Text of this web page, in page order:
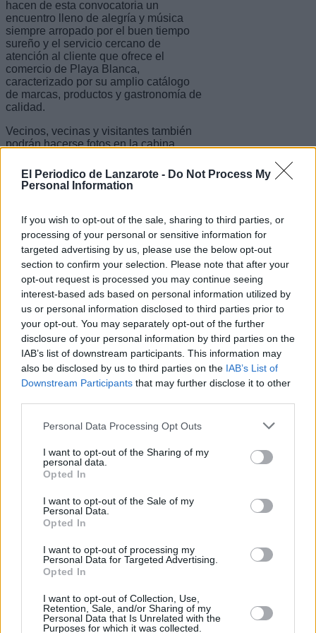
El Periodico de Lanzarote - Do Not Process My
Personal Information
If you wish to opt-out of the sale, sharing to third parties, or
processing of your personal or sensitive information for
targeted advertising by us, please use the below opt-out
section to confirm your selection. Please note that after your
opt-out request is processed you may continue seeing
interest-based ads based on personal information utilized by
us or personal information disclosed to third parties prior to
your opt-out. You may separately opt-out of the further
disclosure of your personal information by third parties on the
IAB’s list of downstream participants. This information may
also be disclosed by us to third parties on the IAB’s List of
Downstream Participants that may further disclose it to other
Personal Data Processing Opt Outs
I want to opt-out of the Sharing of my
personal data.
Opted In
I want to opt-out of the Sale of my
Personal Data.
Opted In
I want to opt-out of processing my
Personal Data for Targeted Advertising.
Opted In
I want to opt-out of Collection, Use,
Retention, Sale, and/or Sharing of my
Personal Data that Is Unrelated with the
Purposes for which it was collected.
hacen de esta convocatoria un
encuentro lleno de alegría y música
siempre arropado por el buen tiempo
sureño y el servicio cercano de
atención al cliente que ofrece el
comercio de Playa Blanca,
caracterizado por su amplio catálogo
de marcas, productos y gastronomía de
calidad.
Vecinos, vecinas y visitantes también
podrán hacerse fotos en la cabina
dejará buenas instantáneas para el
recuerdo. El Ayuntamiento de Yaiza
Lanzarote.
Escribir un comentario
Nombre
(requerido)
Refescar
JComments
PUBLICIDAD